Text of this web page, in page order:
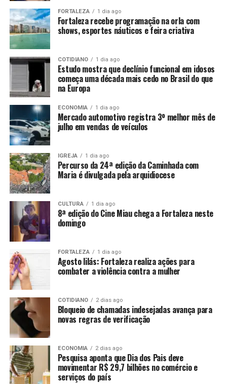
FORTALEZA 1 dia ago
Fortaleza recebe programação na orla com
shows, esportes náuticos e feira criativa
COTIDIANO 1 dia ago
Estudo mostra que declínio funcional em idosos
começa uma década mais cedo no Brasil do que
na Europa
ECONOMIA 1 dia ago
Mercado automotivo registra 3º melhor mês de
julho em vendas de veículos
IGREJA 1 dia ago
Percurso da 24ª edição da Caminhada com
Maria é divulgada pela arquidiocese
CULTURA 1 dia ago
8ª edição do Cine Miau chega a Fortaleza neste
domingo
FORTALEZA 1 dia ago
Agosto lilás: Fortaleza realiza ações para
combater a violência contra a mulher
COTIDIANO 2 dias ago
Bloqueio de chamadas indesejadas avança para
novas regras de verificação
ECONOMIA 2 dias ago
Pesquisa aponta que Dia dos Pais deve
movimentar R$ 29,7 bilhões no comércio e
serviços do país